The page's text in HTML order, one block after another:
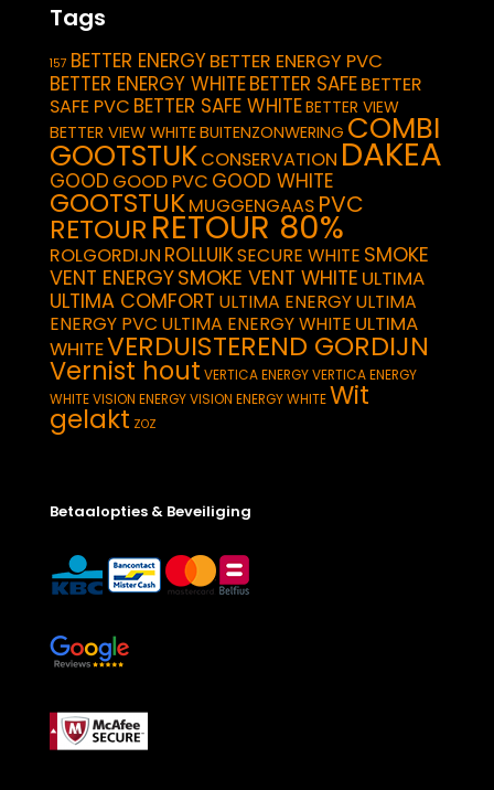
Tags
157 BETTER ENERGYBETTER ENERGY PVC
BETTER ENERGY WHITEBETTER SAFEBETTER
SAFE PVC BETTER SAFE WHITEBETTER VIEW
BETTER VIEW WHITEBUITENZONWERING COMBI
GOOTSTUKCONSERVATION DAKEA
GOOD GOOD PVC GOOD WHITE
GOOTSTUKMUGGENGAAS PVC
RETOUR RETOUR 80%
ROLGORDIJN ROLLUIKSECURE WHITE SMOKE
VENT ENERGYSMOKE VENT WHITE ULTIMA
ULTIMA COMFORT ULTIMA ENERGYULTIMA
ENERGY PVC ULTIMA ENERGY WHITE ULTIMA
WHITEVERDUISTEREND GORDIJN
Vernist hout VERTICA ENERGYVERTICA ENERGY
WHITEVISION ENERGYVISION ENERGY WHITEWit
gelakt ZOZ
Betaalopties & Beveiliging